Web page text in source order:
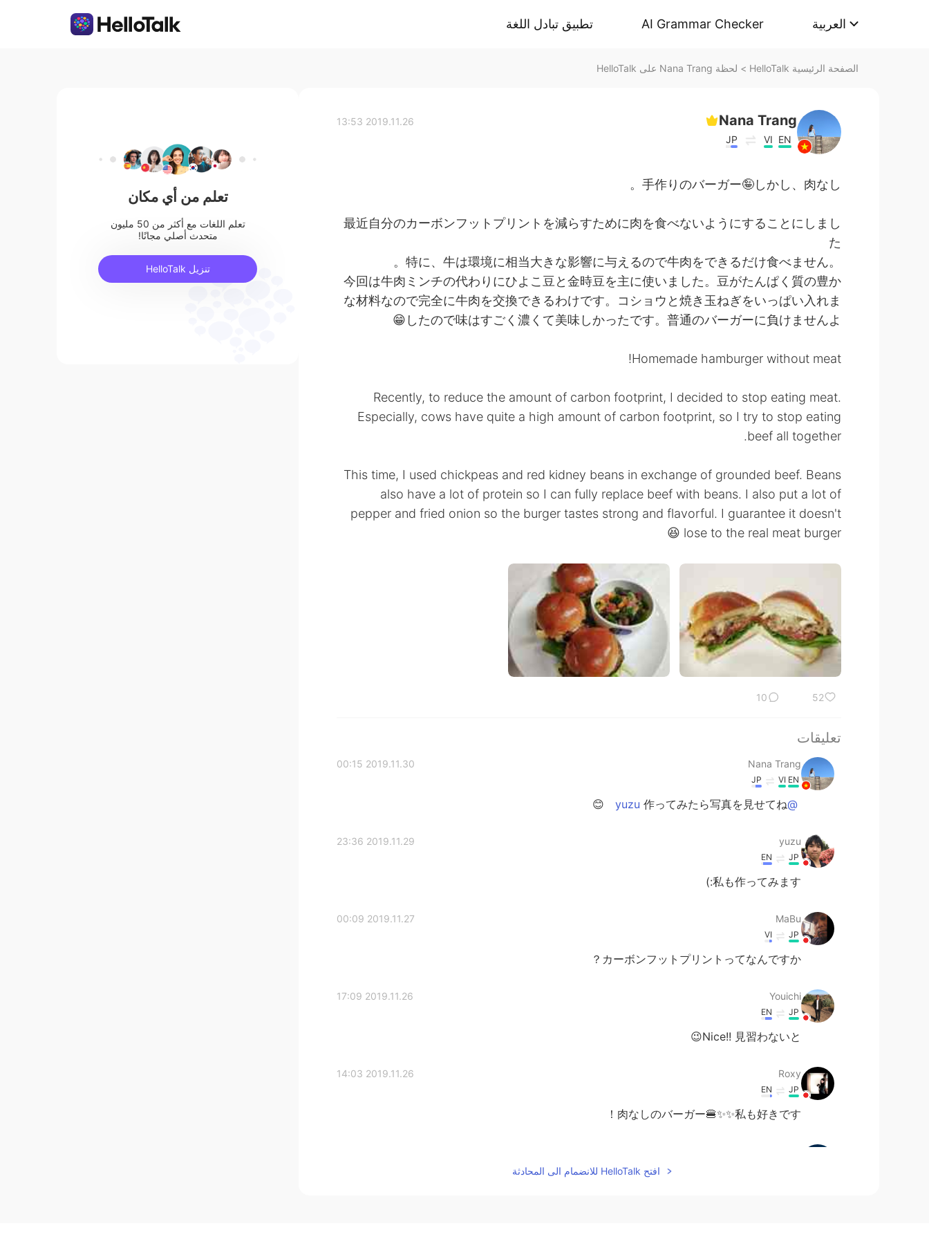
تطبيق تبادل اللغة AI Grammar Checker العربية
الصفحة الرئيسية HelloTalk > لحظة Nana Trang على HelloTalk
Nana Trang
EN
VI
JP
2019.11.26 13:53
手作りのバーガー🤪しかし、肉なし。
最近自分のカーボンフットプリントを減らすために肉を食べないようにすることにしまし
た
。特に、牛は環境に相当大きな影響に与えるので牛肉をできるだけ食べません。
今回は牛肉ミンチの代わりにひよこ豆と金時豆を主に使いました。豆がたんぱく質の豊か
な材料なので完全に牛肉を交換できるわけです。コショウと焼き玉ねぎをいっぱい入れま
したので味はすごく濃くて美味しかったです。普通のバーガーに負けませんよ😁
Homemade hamburger without meat!
Recently, to reduce the amount of carbon footprint, I decided to stop eating meat.
Especially, cows have quite a high amount of carbon footprint, so I try to stop eating
beef all together.
This time, I used chickpeas and red kidney beans in exchange of grounded beef. Beans
also have a lot of protein so I can fully replace beef with beans. I also put a lot of
pepper and fried onion so the burger tastes strong and flavorful. I guarantee it doesn't
lose to the real meat burger 😆
52
10
تعليقات
Nana Trang
2019.11.30 00:15
EN
VI
JP
@yuzu
作ってみたら写真を見せてね 😊
yuzu
2019.11.29 23:36
JP
EN
私も作ってみます:)
MaBu
2019.11.27 00:09
JP
VI
カーボンフットプリントってなんですか？
Youichi
2019.11.26 17:09
JP
EN
Nice!! 見習わないと😉
Roxy
2019.11.26 14:03
JP
EN
肉なしのバーガー🍔✨✨私も好きです！
افتح HelloTalk للانضمام الى المحادثة
تعلم من أي مكان
تعلم اللغات مع أكثر من 50 مليون
متحدث أصلي مجانًا!
تنزيل HelloTalk